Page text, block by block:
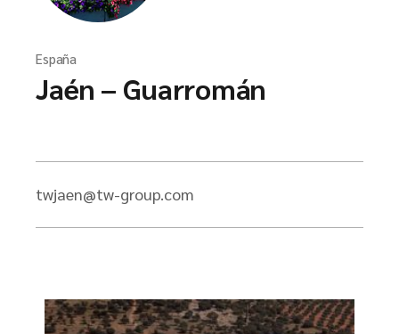
España
Jaén – Guarromán
twjaen@tw-group.com